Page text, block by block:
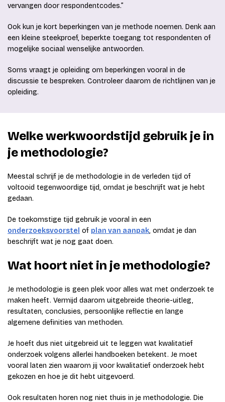
vervangen door respondentcodes.”
Ook kun je kort beperkingen van je methode noemen. Denk aan
een kleine steekproef, beperkte toegang tot respondenten of
mogelijke sociaal wenselijke antwoorden.
Soms vraagt je opleiding om beperkingen vooral in de
discussie te bespreken. Controleer daarom de richtlijnen van je
opleiding.
Welke werkwoordstijd gebruik je in
je methodologie?
Meestal schrijf je de methodologie in de verleden tijd of
voltooid tegenwoordige tijd, omdat je beschrijft wat je hebt
gedaan.
De toekomstige tijd gebruik je vooral in een
onderzoeksvoorstel of plan van aanpak, omdat je dan
beschrijft wat je nog gaat doen.
Wat hoort niet in je methodologie?
Je methodologie is geen plek voor alles wat met onderzoek te
maken heeft. Vermijd daarom uitgebreide theorie-uitleg,
resultaten, conclusies, persoonlijke reflectie en lange
algemene definities van methoden.
Je hoeft dus niet uitgebreid uit te leggen wat kwalitatief
onderzoek volgens allerlei handboeken betekent. Je moet
vooral laten zien waarom jij voor kwalitatief onderzoek hebt
gekozen en hoe je dit hebt uitgevoerd.
Ook resultaten horen nog niet thuis in je methodologie. Die